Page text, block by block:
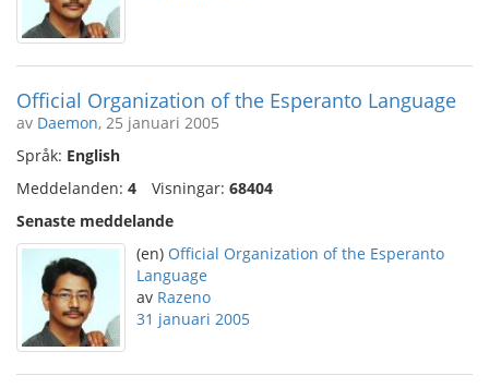
Official Organization of the Esperanto Language
av Daemon, 25 januari 2005
Språk: English
Meddelanden: 4 Visningar: 68404
Senaste meddelande
(en) Official Organization of the Esperanto
Language
av Razeno
31 januari 2005